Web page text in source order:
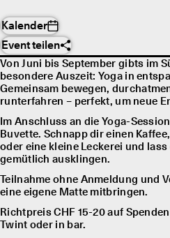
Kalender
Event teilen
Von Juni bis September gibts im
besondere Auszeit: Yoga in
Gemeinsam bewegen,
runterfahren – perfekt, um neue
Im Anschluss an die Yoga-
Buvette. Schnapp dir einen
oder eine kleine Leckerei und
gemütlich ausklingen.
Teilnahme ohne Anmeldung und
eine eigene Matte mitbringen.
Richtpreis CHF 15-20 auf
Twint oder in bar.